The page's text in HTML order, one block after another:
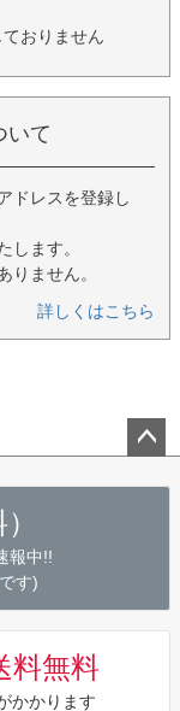
おりません
いて
ドレスを登録し
します。
りません。
詳しくはこちら
報中!!
す)
料無料
かかります